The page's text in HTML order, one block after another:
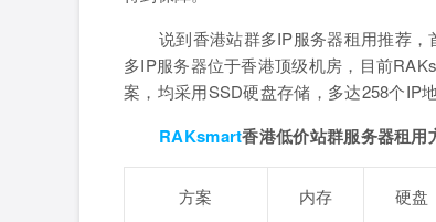
说到香港站群多IP服务器租用推荐，
多IP服务器位于香港顶级机房，目前
案，均采用SSD硬盘存储，多达258个IP
RAKsmart香港低价站群服务器租用
方案 内存 硬盘